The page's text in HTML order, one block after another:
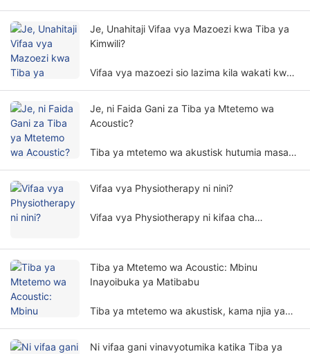
Je, Unahitaji Vifaa vya Mazoezi kwa Tiba ya
Kimwili?
Vifaa vya mazoezi sio lazima kila wakati kwa
vipimo.
Je, ni Faida Gani za Tiba ya Mtetemo wa
Acoustic?
Tiba ya mtetemo wa akustisk hutumia masafa
uvamizi, na hutumiwa sana katika nyanja
Vifaa vya Physiotherapy ni nini?
Vifaa vya Physiotherapy ni kifaa cha
kulingana na kanuni za kimwili. Inasaidia
wagonjwa kupunguza dalili na kurejesha kazi
za mwili kwa njia isiyo ya uvamizi.
Tiba ya Mtetemo wa Acoustic: Mbinu
Inayoibuka ya Matibabu
Tiba ya mtetemo wa akustisk, kama njia ya
Ni vifaa gani vinavyotumika katika Tiba ya